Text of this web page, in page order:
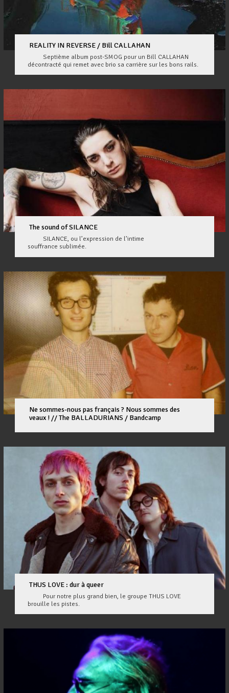
REALITY IN REVERSE / Bill CALLAHAN
Septième album post-SMOG pour un Bill CALLAHAN
décontracté qui remet avec brio sa carrière sur les bons rails.
The sound of SILANCE
SILANCE, ou l’expression de l’intime
souffrance sublimée.
Ne sommes-nous pas français ? Nous sommes des
veaux ! // The BALLADURIANS / Bandcamp
THUS LOVE : dur à queer
Pour notre plus grand bien, le groupe THUS LOVE
brouille les pistes.